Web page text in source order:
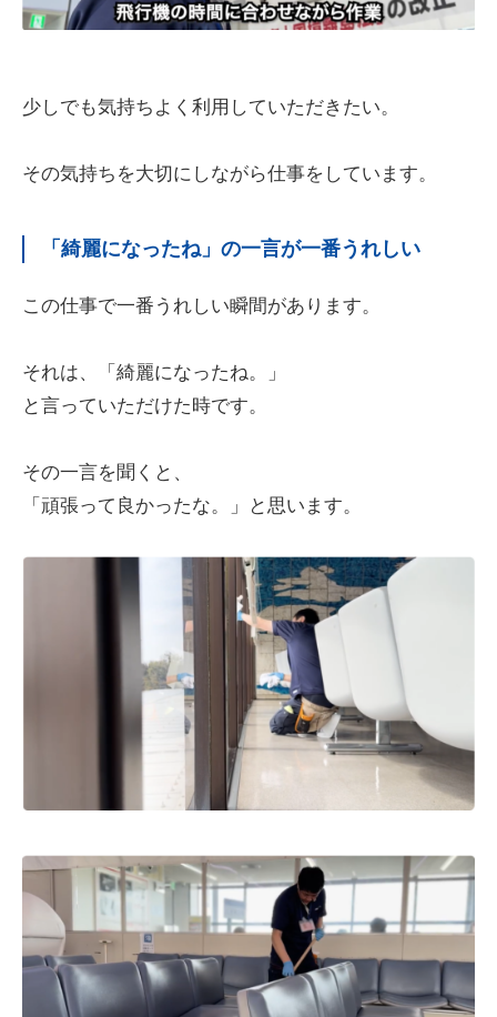
少しでも気持ちよく利用していただきたい。
その気持ちを大切にしながら仕事をしています。
「綺麗になったね」の一言が一番うれしい
この仕事で一番うれしい瞬間があります。
それは、「綺麗になったね。」
と言っていただけた時です。
その一言を聞くと、
「頑張って良かったな。」と思います。